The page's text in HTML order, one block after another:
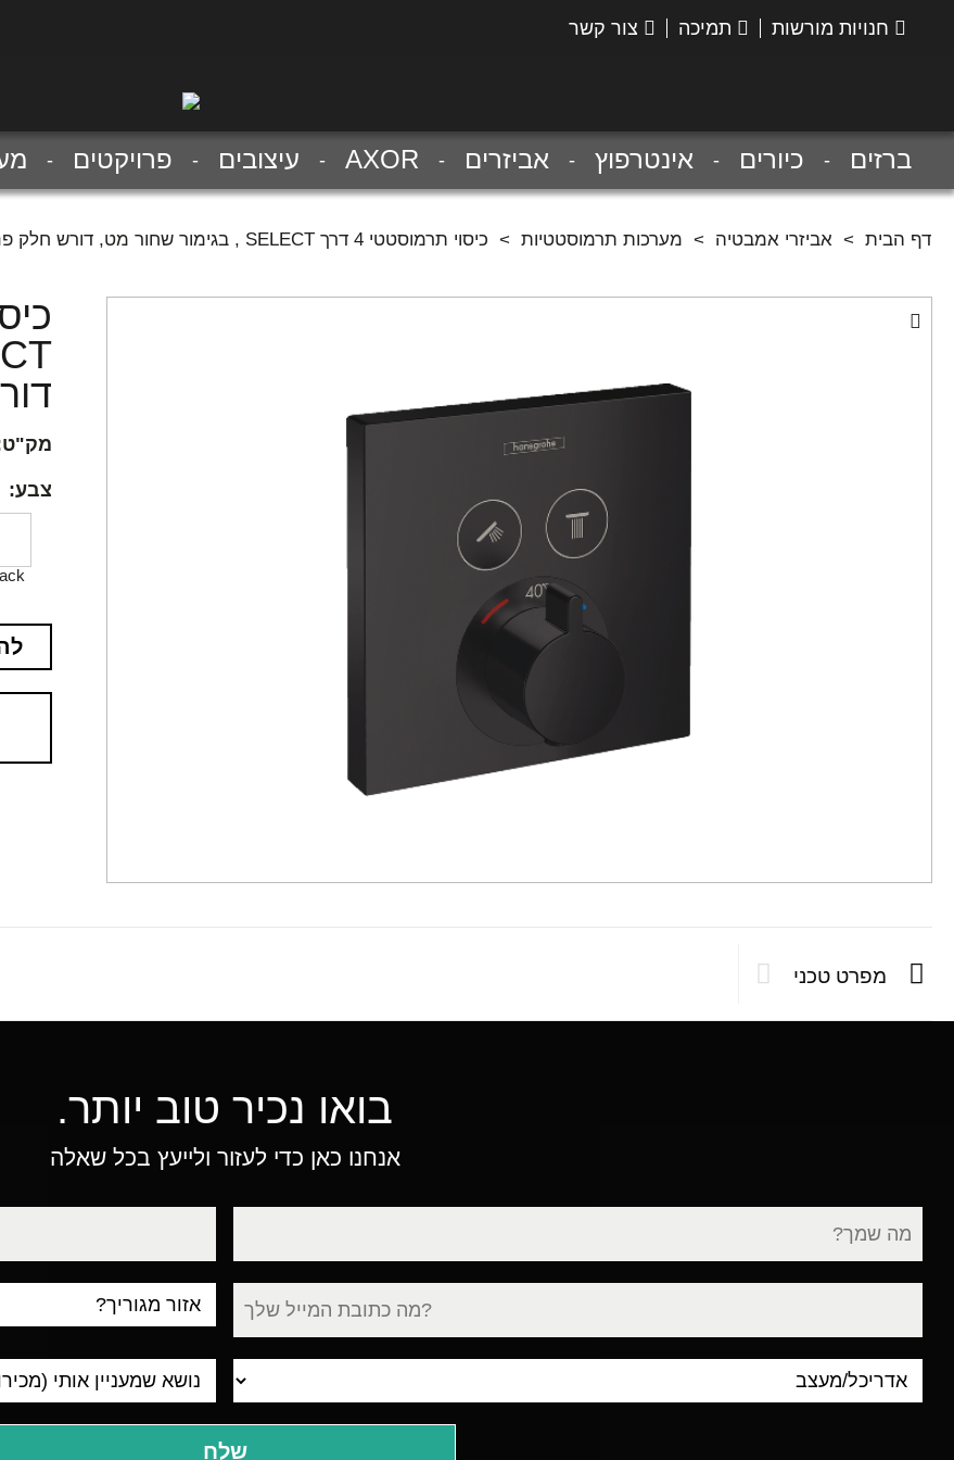
חנויות מורשות תמיכה צור קשר
ברזים כיורים אינטרפוץ אביזרים AXOR עיצובים פרויקטים
דף הבית > אביזרי אמבטיה > מערכות תרמוסטטיות > כיסוי תרמוסטטי 4 דרך SELECT , בגימור שחור מט, דורש חלק פנימי 01800180
צבע:
מפרט טכני
בואו נכיר טוב יותר.
אנחנו כאן כדי לעזור ולייעץ בכל שאלה
עיר
מגורים